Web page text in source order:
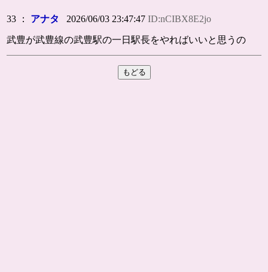
33 ： アナタ 2026/06/03 23:47:47ID:nCIBX8E2jo
武豊が武豊線の武豊駅の一日駅長をやればいいと思うの